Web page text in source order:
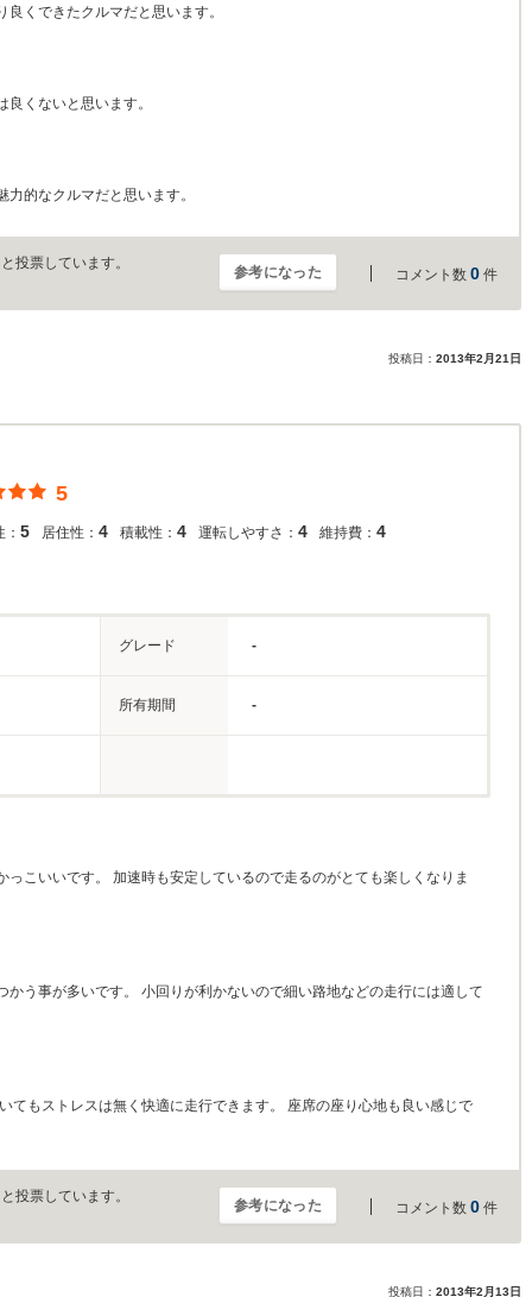
くできたクルマだと思います。
くないと思います。
的なクルマだと思います。
投票しています。
参考になった コメント数 0 件
投稿日： 2013年2月21日
5
5 居住性： 4 積載性： 4 運転しやすさ： 4 維持費： 4
グレード -
所有期間 -
こいいです。 加速時も安定しているので走るのがとても楽しくなりま
う事が多いです。 小回りが利かないので細い路地などの走行には適して
てもストレスは無く快適に走行できます。 座席の座り心地も良い感じで
投票しています。
参考になった コメント数 0 件
投稿日： 2013年2月13日